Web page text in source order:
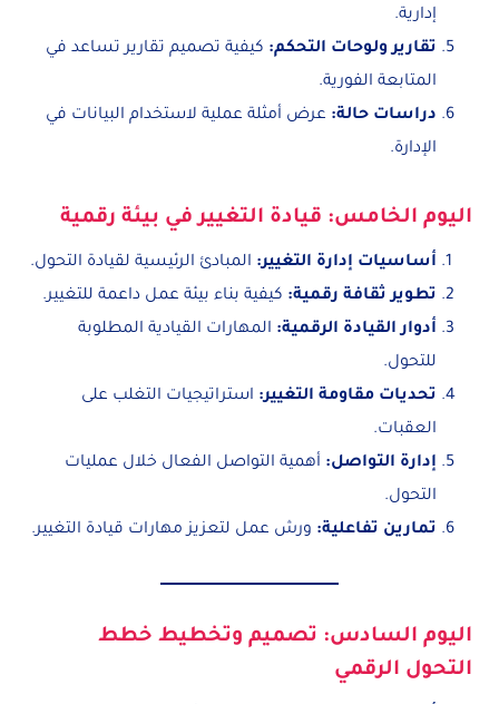
إدارية.
تقارير ولوحات التحكم: كيفية تصميم تقارير تساعد في
المتابعة الفورية.
دراسات حالة: عرض أمثلة عملية لاستخدام البيانات في
الإدارة.
اليوم الخامس: قيادة التغيير في بيئة رقمية
أساسيات إدارة التغيير: المبادئ الرئيسية لقيادة التحول.
تطوير ثقافة رقمية: كيفية بناء بيئة عمل داعمة للتغيير.
أدوار القيادة الرقمية: المهارات القيادية المطلوبة
للتحول.
تحديات مقاومة التغيير: استراتيجيات التغلب على
العقبات.
إدارة التواصل: أهمية التواصل الفعال خلال عمليات
التحول.
تمارين تفاعلية: ورش عمل لتعزيز مهارات قيادة التغيير.
اليوم السادس: تصميم وتخطيط خطط
التحول الرقمي